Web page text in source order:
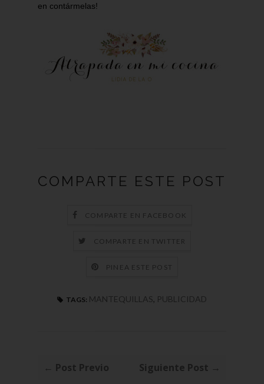
en contármelas!
COMPARTE ESTE POST
COMPARTE EN FACEBOOK
COMPARTE EN TWITTER
PINEA ESTE POST
TAGS: MANTEQUILLAS, PUBLICIDAD
← Post Previo Siguiente Post →